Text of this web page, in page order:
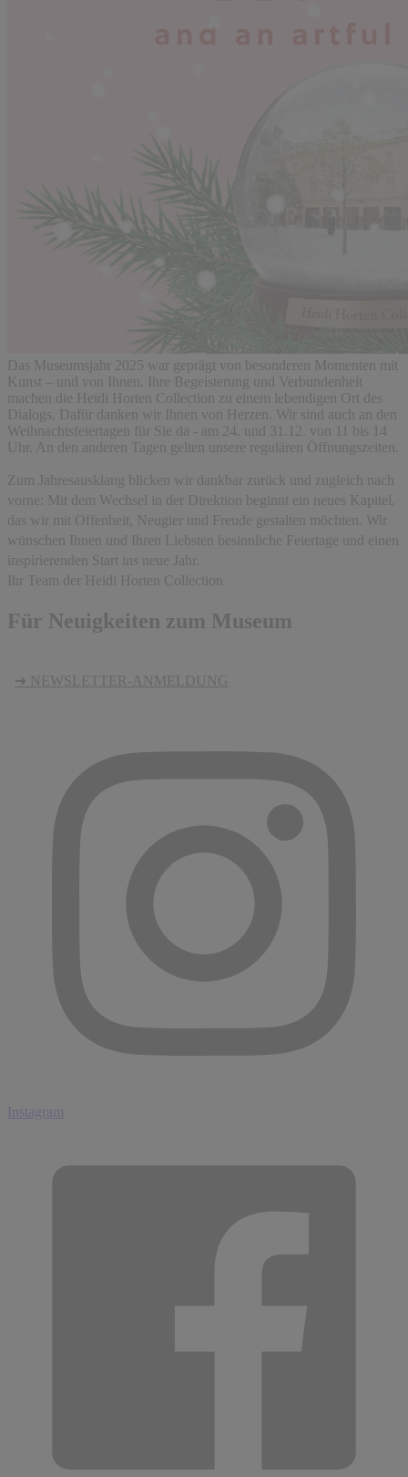
Das Museumsjahr 2025 war geprägt von besonderen Momenten mit
Kunst – und von Ihnen. Ihre Begeisterung und Verbundenheit
machen die Heidi Horten Collection zu einem lebendigen Ort des
Dialogs. Dafür danken wir Ihnen von Herzen. Wir sind auch an den
Weihnachtsfeiertagen für Sie da - am 24. und 31.12. von 11 bis 14
Uhr. An den anderen Tagen gelten unsere regulären Öffnungszeiten.
Zum Jahresausklang blicken wir dankbar zurück und zugleich nach
vorne: Mit dem Wechsel in der Direktion beginnt ein neues Kapitel,
das wir mit Offenheit, Neugier und Freude gestalten möchten. Wir
wünschen Ihnen und Ihren Liebsten besinnliche Feiertage und einen
inspirierenden Start ins neue Jahr.
Ihr Team der Heidi Horten Collection
Für Neuigkeiten zum Museum
➜ NEWSLETTER-ANMELDUNG
Instagram